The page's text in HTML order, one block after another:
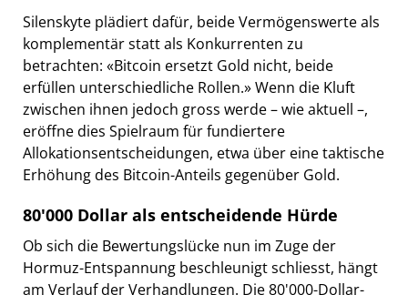
Silenskyte plädiert dafür, beide Vermögenswerte als
komplementär statt als Konkurrenten zu
betrachten: «Bitcoin ersetzt Gold nicht, beide
erfüllen unterschiedliche Rollen.» Wenn die Kluft
zwischen ihnen jedoch gross werde – wie aktuell –,
eröffne dies Spielraum für fundiertere
Allokationsentscheidungen, etwa über eine taktische
Erhöhung des Bitcoin-Anteils gegenüber Gold.
80'000 Dollar als entscheidende Hürde
Ob sich die Bewertungslücke nun im Zuge der
Hormuz-Entspannung beschleunigt schliesst, hängt
am Verlauf der Verhandlungen. Die 80'000-Dollar-